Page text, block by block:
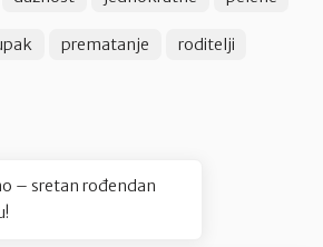
prematanje roditelji
– sretan rođendan